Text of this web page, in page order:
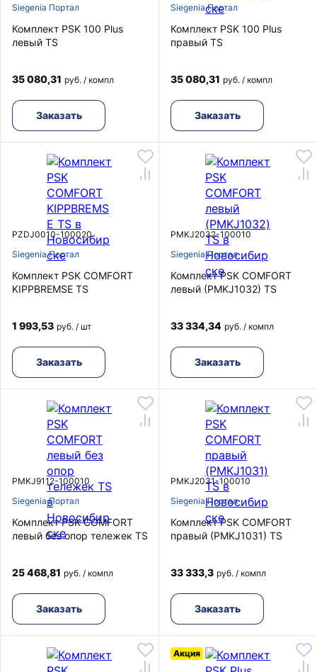
Siegenia Портал
Комплект PSK 100 Plus
левый TS
35 080,31 руб. / компл
Заказать
Siegenia Портал
Комплект PSK 100 Plus
правый TS
35 080,31 руб. / компл
Заказать
PZDJ0010-100020
Siegenia Портал
Комплект PSK COMFORT
KIPPBREMSE TS
1 993,53 руб. / шт
Заказать
PMKJ2032-100010
Siegenia Портал
Комплект PSK COMFORT
левый (PMKJ1032) TS
33 334,34 руб. / компл
Заказать
PMKJ9112-100010
Siegenia Портал
Комплект PSK COMFORT
левый без опор тележек TS
25 468,81 руб. / компл
Заказать
PMKJ2031-100010
Siegenia Портал
Комплект PSK COMFORT
правый (PMKJ1031) TS
33 333,3 руб. / компл
Заказать
Акция